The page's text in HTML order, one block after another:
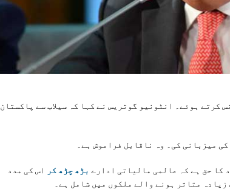
کرتے ہوئے۔ انٹونیو گوتریس نے کہا کہ سیلاب سے پاکستان
میزبانی کی۔ وہ ناقابل فراموش ہے۔
کا حق ہے کہ عالمی مالیاتی ادارے بڑھ چڑھ کر
اس کی مدد
متاثر ہونے والے ملکوں میں شامل ہے۔